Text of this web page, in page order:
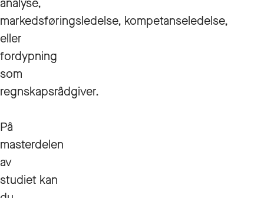
analyse,
markedsføringsledelse, kompetanseledelse,
eller
fordypning
som
regnskapsrådgiver.
På
masterdelen
av
studiet kan